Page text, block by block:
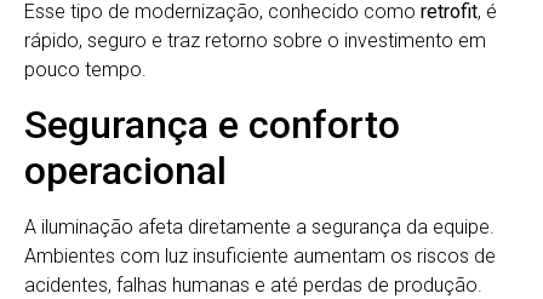
Esse tipo de modernização, conhecido como retrofit, é
rápido, seguro e traz retorno sobre o investimento em
pouco tempo.
Segurança e conforto
operacional
A iluminação afeta diretamente a segurança da equipe.
Ambientes com luz insuficiente aumentam os riscos de
acidentes, falhas humanas e até perdas de produção.